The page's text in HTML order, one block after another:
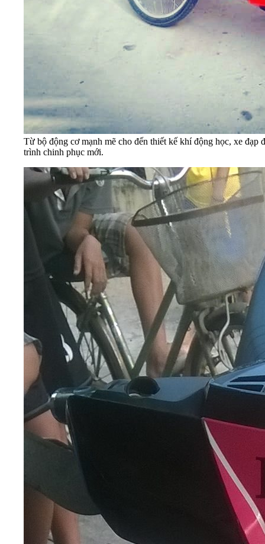
Từ bộ động cơ mạnh mẽ cho đến thiết kế khí động học, xe
trình chinh phục mới.